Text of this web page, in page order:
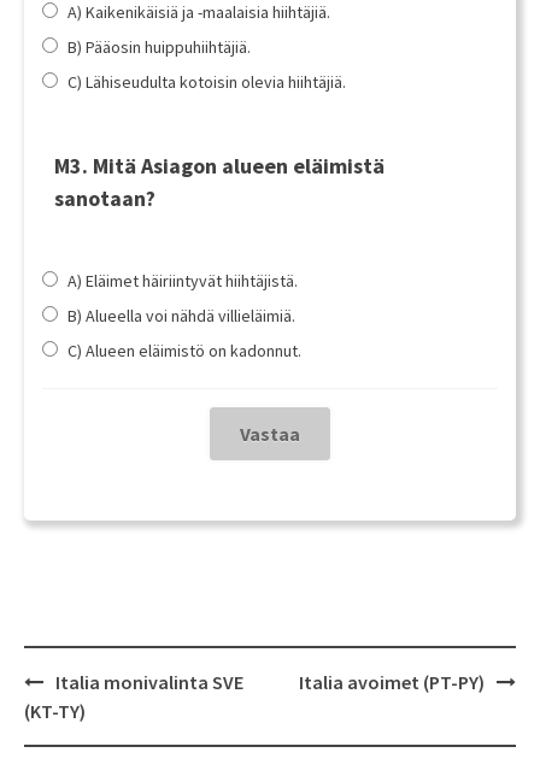
A) Kaikenikäisiä ja -maalaisia hiihtäjiä.
B) Pääosin huippuhiihtäjiä.
C) Lähiseudulta kotoisin olevia hiihtäjiä.
M3. Mitä Asiagon alueen eläimistä
sanotaan?
A) Eläimet häiriintyvät hiihtäjistä.
B) Alueella voi nähdä villieläimiä.
C) Alueen eläimistö on kadonnut.
Post
navigation
Italia monivalinta SVE
(KT-TY)
Italia avoimet (PT-PY)